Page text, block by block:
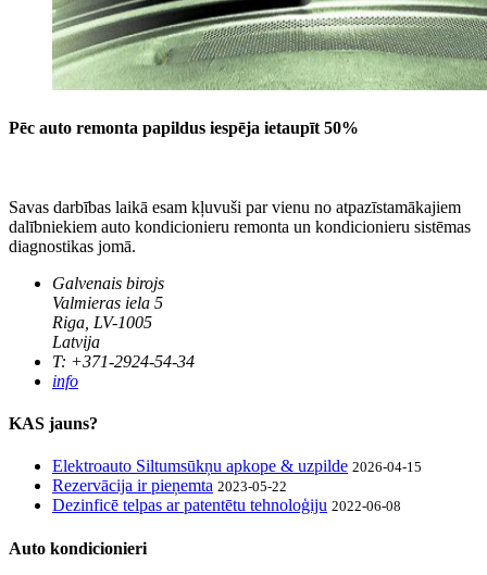
Pēc auto remonta papildus iespēja ietaupīt 50%
Savas darbības laikā esam kļuvuši par vienu no atpazīstamākajiem
dalībniekiem auto kondicionieru remonta un kondicionieru sistēmas
diagnostikas jomā.
Galvenais birojs
Valmieras iela 5
Riga, LV-1005
Latvija
T: +371-2924-54-34
info
KAS jauns?
Elektroauto Siltumsūkņu apkope & uzpilde 2026-04-15
Rezervācija ir pieņemta 2023-05-22
Dezinficē telpas ar patentētu tehnoloģiju 2022-06-08
Auto kondicionieri